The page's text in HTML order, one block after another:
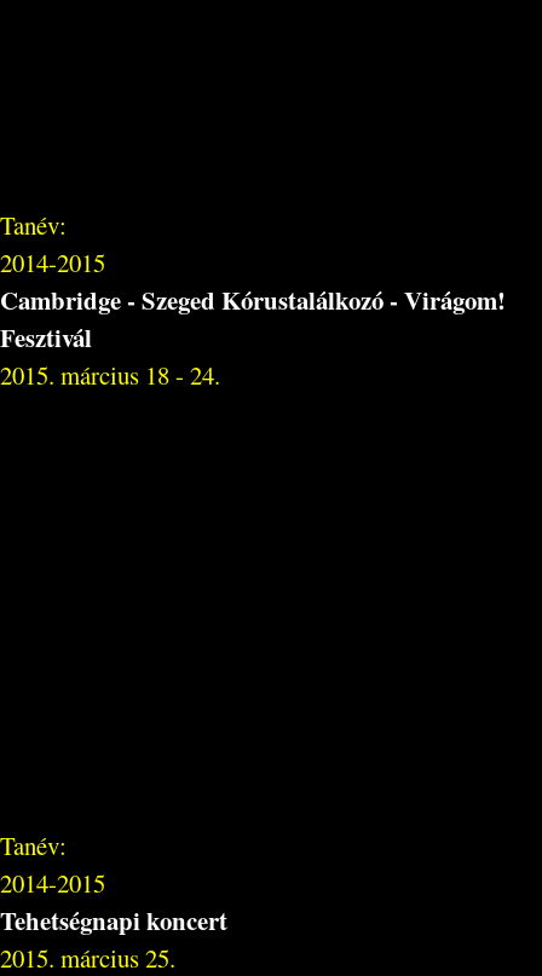
Tanév:
2014-2015
Cambridge - Szeged Kórustalálkozó - Virágom!
Fesztivál
2015. március 18 - 24.
Tanév:
2014-2015
Tehetségnapi koncert
2015. március 25.